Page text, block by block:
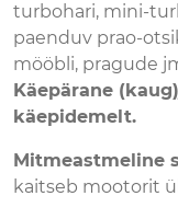
turbohari, mini-
paenduv prao-
mööbli, pragude
Käepärane
käepidemelt.
Mitmeastmeline
kaitseb mootorit